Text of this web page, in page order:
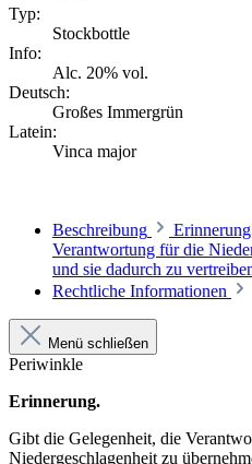
Typ:
Stockbottle
Info:
Alc. 20% vol.
Deutsch:
Großes Immergrün
Latein:
Vinca major
Beschreibung
Verantwortung für die
und sie dadurch zu
Rechtliche Informationen
Menü schließen
Periwinkle
Erinnerung.
Gibt die Gelegenheit, die
Niedergeschlagenheit zu